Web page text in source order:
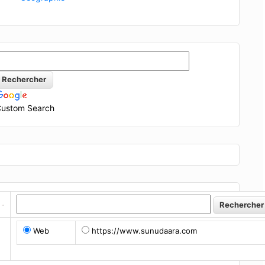
Search
Web https://www.sunudaara.com